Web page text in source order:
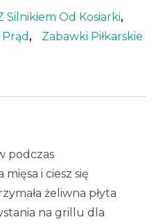
Silnikiem Od Kosiarki,
, Zabawki Piłkarskie
podczas
i ciesz się
żeliwna płyta
na grillu dla